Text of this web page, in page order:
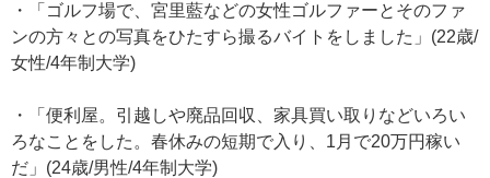
・「ゴルフ場で、宮里藍などの女性ゴルファーとそのファ
ンの方々との写真をひたすら撮るバイトをしました」(22歳/
女性/4年制大学)
・「便利屋。引越しや廃品回収、家具買い取りなどいろい
ろなことをした。春休みの短期で入り、1月で20万円稼い
だ」(24歳/男性/4年制大学)